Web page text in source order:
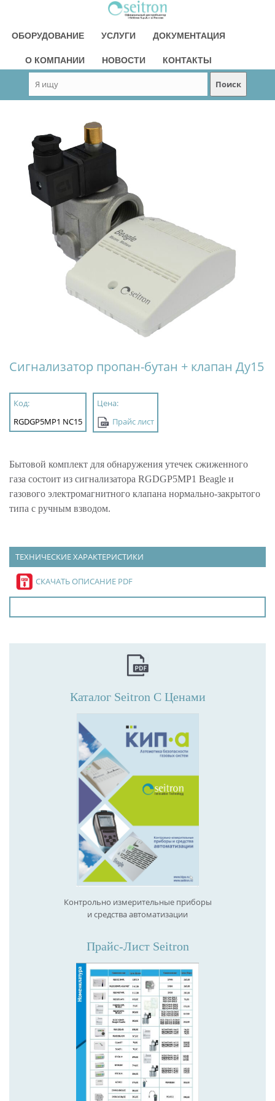
ОБОРУДОВАНИЕ УСЛУГИ ДОКУМЕНТАЦИЯ
О КОМПАНИИ НОВОСТИ КОНТАКТЫ
Сигнализатор пропан-бутан + клапан Ду15
Код:
RGDGP5MP1 NС15
Цена:
Прайс лист
Бытовой комплект для обнаружения утечек сжиженного
газа состоит из сигнализатора RGDGP5MP1 Beagle и
газового электромагнитного клапана нормально-закрытого
типа с ручным взводом.
ТЕХНИЧЕСКИЕ ХАРАКТЕРИСТИКИ
СКАЧАТЬ ОПИСАНИЕ PDF
Каталог Seitron С Ценами
Контрольно измерительные приборы
и средства автоматизации
Прайс-Лист Seitron